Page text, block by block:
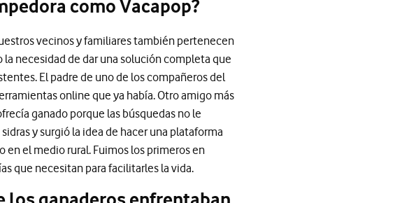
como Vacapop?
vecinos y familiares también pertenecen
necesidad de dar una solución completa que
El padre de uno de los compañeros del
online que ya había. Otro amigo más
ganado porque las búsquedas no le
y surgió la idea de hacer una plataforma
en el medio rural. Fuimos los primeros en
que necesitan para facilitarles la vida.